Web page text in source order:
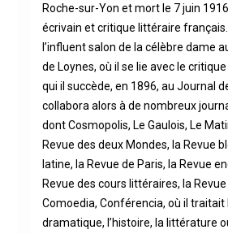
Roche-sur-Yon et mort le 7 juin
écrivain et critique littéraire
l’influent salon de la célèbre dame
de Loynes, où il se lie avec le
qui il succède, en 1896, au Journal
collabora alors à de nombreux
dont Cosmopolis, Le Gaulois, Le
Revue des deux Mondes, la Revue
latine, la Revue de Paris, la Revue
Revue des cours littéraires, la Revue
Comoedia, Conférencia, où il
dramatique, l’histoire, la littérature